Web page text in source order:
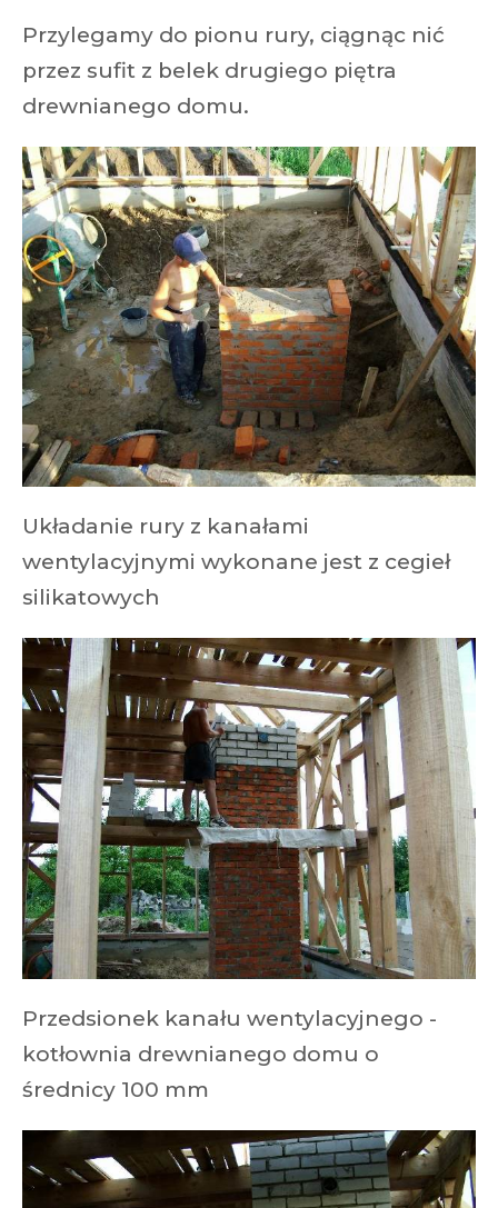
Przylegamy do pionu rury, ciągnąc nić
przez sufit z belek drugiego piętra
drewnianego domu.
Układanie rury z kanałami
wentylacyjnymi wykonane jest z cegieł
silikatowych
Przedsionek kanału wentylacyjnego -
kotłownia drewnianego domu o
średnicy 100 mm